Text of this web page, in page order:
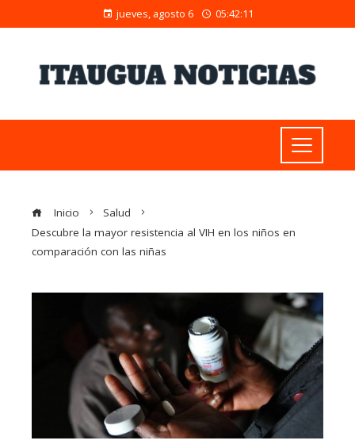
jueves, agosto 6 05:42:12
Inicio
Salud
Descubre la mayor resistencia al VIH en los niños en
comparación con las niñas